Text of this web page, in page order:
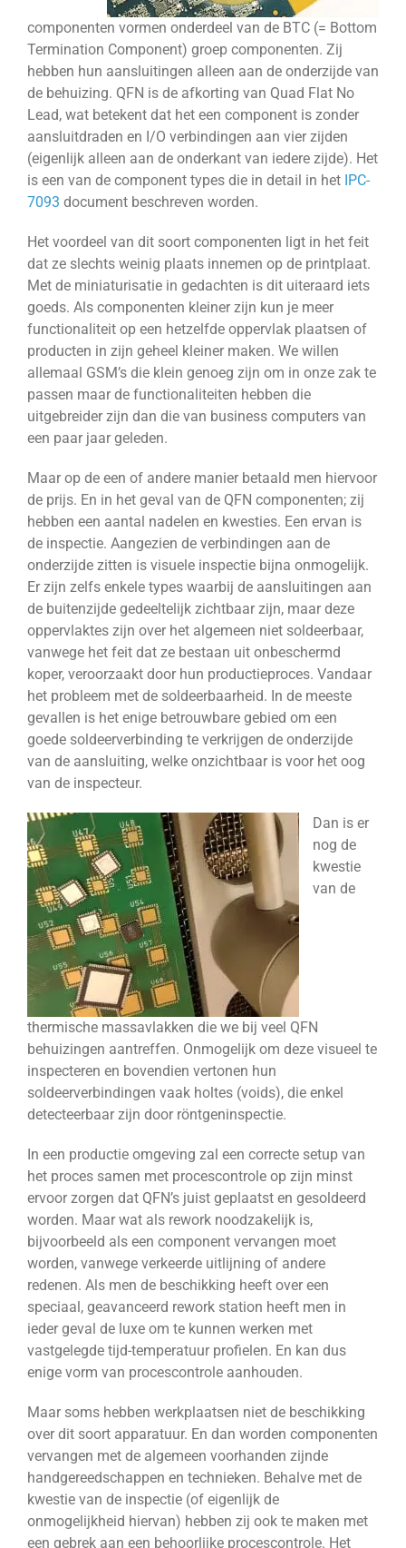
componenten vormen onderdeel van de BTC (= Bottom
Termination Component) groep componenten. Zij
hebben hun aansluitingen alleen aan de onderzijde van
de behuizing. QFN is de afkorting van Quad Flat No
Lead, wat betekent dat het een component is zonder
aansluitdraden en I/O verbindingen aan vier zijden
(eigenlijk alleen aan de onderkant van iedere zijde). Het
is een van de component types die in detail in het IPC-
7093 document beschreven worden.
Het voordeel van dit soort componenten ligt in het feit
dat ze slechts weinig plaats innemen op de printplaat.
Met de miniaturisatie in gedachten is dit uiteraard iets
goeds. Als componenten kleiner zijn kun je meer
functionaliteit op een hetzelfde oppervlak plaatsen of
producten in zijn geheel kleiner maken. We willen
allemaal GSM’s die klein genoeg zijn om in onze zak te
passen maar de functionaliteiten hebben die
uitgebreider zijn dan die van business computers van
een paar jaar geleden.
Maar op de een of andere manier betaald men hiervoor
de prijs. En in het geval van de QFN componenten; zij
hebben een aantal nadelen en kwesties. Een ervan is
de inspectie. Aangezien de verbindingen aan de
onderzijde zitten is visuele inspectie bijna onmogelijk.
Er zijn zelfs enkele types waarbij de aansluitingen aan
de buitenzijde gedeeltelijk zichtbaar zijn, maar deze
oppervlaktes zijn over het algemeen niet soldeerbaar,
vanwege het feit dat ze bestaan uit onbeschermd
koper, veroorzaakt door hun productieproces. Vandaar
het probleem met de soldeerbaarheid. In de meeste
gevallen is het enige betrouwbare gebied om een
goede soldeerverbinding te verkrijgen de onderzijde
van de aansluiting, welke onzichtbaar is voor het oog
van de inspecteur.
Dan is er
nog de
kwestie
van de
thermische massavlakken die we bij veel QFN
behuizingen aantreffen. Onmogelijk om deze visueel te
inspecteren en bovendien vertonen hun
soldeerverbindingen vaak holtes (voids), die enkel
detecteerbaar zijn door röntgeninspectie.
In een productie omgeving zal een correcte setup van
het proces samen met procescontrole op zijn minst
ervoor zorgen dat QFN’s juist geplaatst en gesoldeerd
worden. Maar wat als rework noodzakelijk is,
bijvoorbeeld als een component vervangen moet
worden, vanwege verkeerde uitlijning of andere
redenen. Als men de beschikking heeft over een
speciaal, geavanceerd rework station heeft men in
ieder geval de luxe om te kunnen werken met
vastgelegde tijd-temperatuur profielen. En kan dus
enige vorm van procescontrole aanhouden.
Maar soms hebben werkplaatsen niet de beschikking
over dit soort apparatuur. En dan worden componenten
vervangen met de algemeen voorhanden zijnde
handgereedschappen en technieken. Behalve met de
kwestie van de inspectie (of eigenlijk de
onmogelijkheid hiervan) hebben zij ook te maken met
een gebrek aan een behoorlijke procescontrole. Het